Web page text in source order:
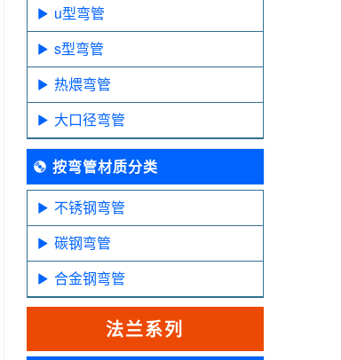
u型弯管
s型弯管
热煨弯管
大口径弯管
按弯管材质分类
不锈钢弯管
碳钢弯管
合金钢弯管
法兰系列